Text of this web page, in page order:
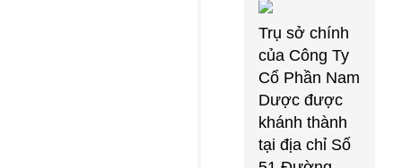
Trụ sở chính
của Công Ty
Cổ Phần Nam
Dược được
khánh thành
tại địa chỉ Số